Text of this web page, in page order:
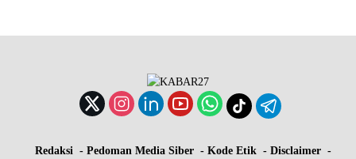
Redaksi Pedoman Media Siber Kode Etik Disclaimer